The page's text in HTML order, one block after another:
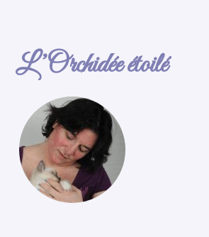
L’Orchidée étoilé